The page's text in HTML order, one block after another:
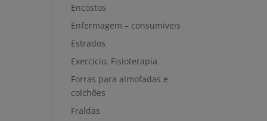
Encostos
Enfermagem – consumíveis
Estrados
Exercício, Fisioterapia
Forras para almofadas e
colchões
Fraldas